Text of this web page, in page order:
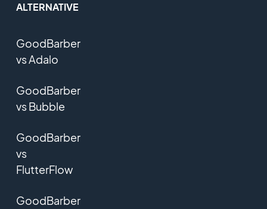
ALTERNATIVE
GoodBarber
vs Adalo
GoodBarber
vs Bubble
GoodBarber
vs
FlutterFlow
GoodBarber